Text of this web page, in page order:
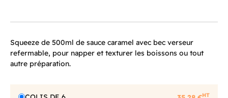
Squeeze de 500ml de sauce caramel avec bec verseur
refermable, pour napper et texturer les boissons ou tout
autre préparation.
HT